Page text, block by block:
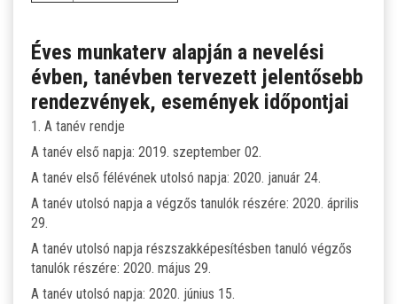
Éves munkaterv alapján a nevelési
évben, tanévben tervezett jelentősebb
rendezvények, események időpontjai
1. A tanév rendje
A tanév első napja: 2019. szeptember 02.
A tanév első félévének utolsó napja: 2020. január 24.
A tanév utolsó napja a végzős tanulók részére: 2020. április
29.
A tanév utolsó napja részszakképesítésben tanuló végzős
tanulók részére: 2020. május 29.
A tanév utolsó napja: 2020. június 15.